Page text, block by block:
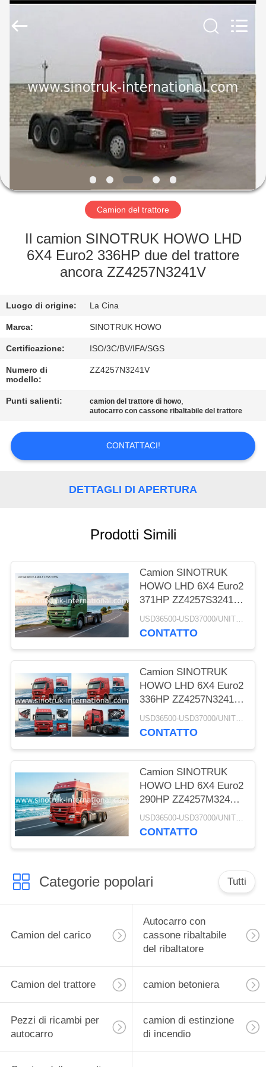
CASA.
PRODOTTI
NOI
ALLA
FABBRICA
DELLA
QUALITÀ
CONTATTACI
CHIEDI
PREVENTIVO
POLITICA
SULLA
PRIVACY
LTD..
Camion del trattore
Il camion SINOTRUK HOWO LHD
6X4 Euro2 336HP due del trattore
ancora ZZ4257N3241V
Luogo di origine: La Cina
Marca: SINOTRUK HOWO
Certificazione: ISO/3C/BV/IFA/SGS
Numero di
modello:
ZZ4257N3241V
Punti salienti: camion del trattore di howo,
autocarro con cassone ribaltabile del trattore
CONTATTACI!
DETTAGLI DI APERTURA
Prodotti Simili
Camion SINOTRUK
HOWO LHD 6X4 Euro2
371HP ZZ4257S3241W
del trattore
USD36500-USD37000/UNIT)negotiation MOQ:1 UNITÀ
CONTATTO
Camion SINOTRUK
HOWO LHD 6X4 Euro2
336HP ZZ4257N3241W
del trattore
USD36500-USD37000/UNIT)negotiation MOQ:1 UNITÀ
CONTATTO
Camion SINOTRUK
HOWO LHD 6X4 Euro2
290HP ZZ4257M3241V
del trattore
USD36500-USD37000/UNIT)negotiation MOQ:1 UNITÀ
CONTATTO
Categorie popolari Tutti
Camion del carico
Autocarro con
cassone ribaltabile
del ribaltatore
Camion del trattore camion betoniera
Pezzi di ricambi per
autocarro
camion di estinzione
di incendio